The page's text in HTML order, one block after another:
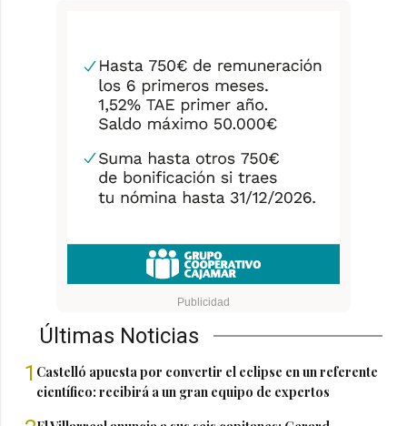
Últimas Noticias
1 Castelló apuesta por convertir el eclipse en un referente
científico: recibirá a un gran equipo de expertos